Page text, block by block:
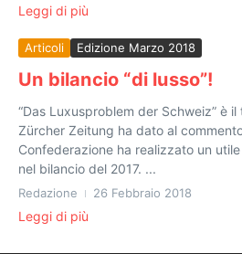
Leggi di più
Articoli Edizione Marzo 2018
Un bilancio “di lusso”!
“Das Luxusproblem der Schweiz” è
Zürcher Zeitung ha dato al
Confederazione ha realizzato un
nel bilancio del 2017. ...
Redazione 26 Febbraio 2018
Leggi di più